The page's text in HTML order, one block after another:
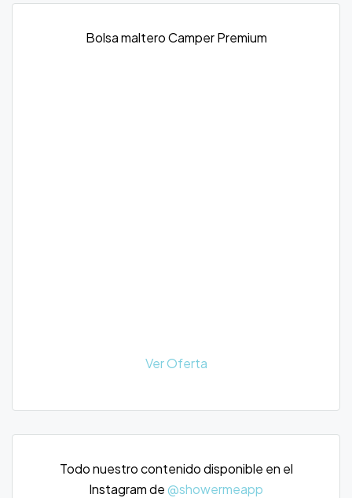
Bolsa maltero Camper Premium
Ver Oferta
Todo nuestro contenido disponible en el
Instagram de@showermeapp